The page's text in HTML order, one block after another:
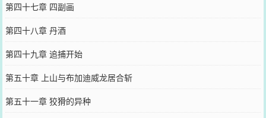
第四十七章 四副画
第四十八章 丹酒
第四十九章 追捕开始
第五十章 上山与布加迪威龙居合斩
第五十一章 狡猾的异种